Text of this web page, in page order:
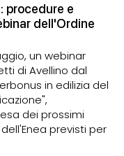
procedure e
dell'Ordine
un webinar
di Avellino dal
in edilizia del
dei prossimi
previsti per